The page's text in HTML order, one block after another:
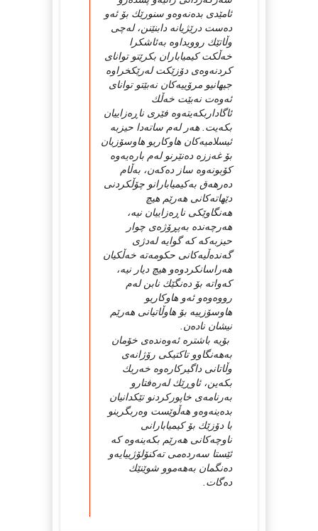
ئامێدی بدەنەوەو سنورێك بۆ ئەو
دەست درێژیانە دابنێنن، لەچی
وڵاتێك روویداوە بەئاشكرا
خەڵكت كیمیاباران بكرێتو توانای
كردنەوەی دۆزێكت لەرێكخراوە
جیهانیو مرۆییەكان نەبێتو توانای
ئەوەت نەبێت خەڵك
ئاگاداربكەیتەوە فێری ناڕەزاییان
بكەیت. هەر لەم ساتەدا حیزبە
ئیسلامیەكان هاوكاریو هاوسۆزیان
بۆ غەززە دەنێرنو لەم بارەیەوە
كۆبونەوە ساز دەكەن، بەڵام
دەرهەق بەكیمیابارانو چۆڵكردنی
دێهاتەكانی هەرێم هیچ
هەنگاوێكی ناڕەزاییان نیە،
هەرچەندە بەپڕۆژەی چوار
حیزبەكە كە گوایە لەدژی
گەندەڵیەكانی حكومەتە خەڵكیان
هەراسانكردوەو هیچ دیار نیە،
كەواتە بۆ دەنگێك نابن لەم
رووەوەو ئەو هاوكاریو
هاوسۆزییە بۆ هاوڵاتیانی هەرێم
نیشان نادەن.
بۆیە باشترە ئەوەندەی خۆمان
بەهەنگاوو تاكتیكی رۆژانەی
وڵاتانی داگیركارەوە خەریك
بكەین، ئاوڕێك لەرەفتارو
بەرنامەی خاپوركردنو تێكدانیان
بدەینەوەو هەڵوێست وەربگرینو
با دۆزێك بۆ كیمیابارانی
ناوچەكانی هەرێم بكەینەوە كە
ئێستا سەردەمی تەكنۆلۆژییایەو
دەنگمان بەهەموو شوێنێك
دەگات.